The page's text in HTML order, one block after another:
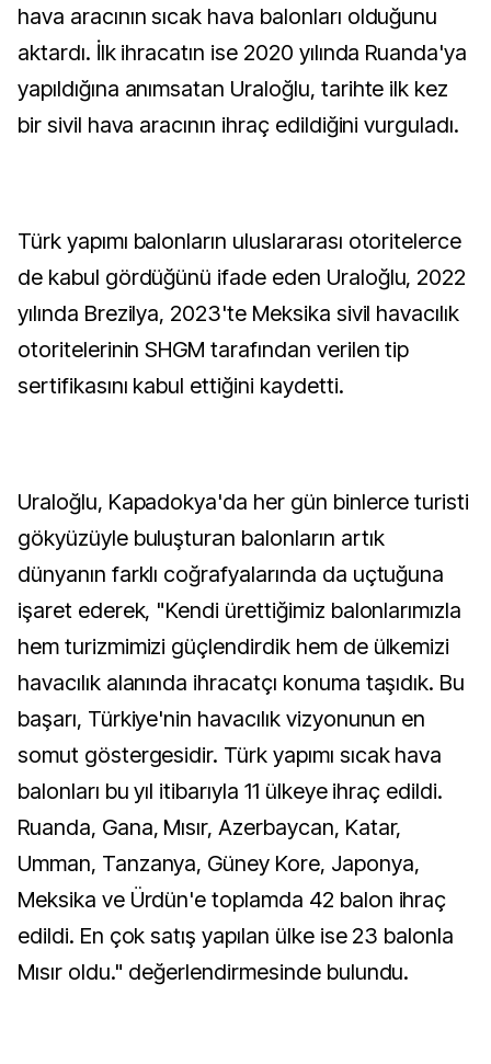
hava aracının sıcak hava balonları olduğunu
aktardı. İlk ihracatın ise 2020 yılında Ruanda'ya
yapıldığına anımsatan Uraloğlu, tarihte ilk kez
bir sivil hava aracının ihraç edildiğini vurguladı.
Türk yapımı balonların uluslararası otoritelerce
de kabul gördüğünü ifade eden Uraloğlu, 2022
yılında Brezilya, 2023'te Meksika sivil havacılık
otoritelerinin SHGM tarafından verilen tip
sertifikasını kabul ettiğini kaydetti.
Uraloğlu, Kapadokya'da her gün binlerce turisti
gökyüzüyle buluşturan balonların artık
dünyanın farklı coğrafyalarında da uçtuğuna
işaret ederek, "Kendi ürettiğimiz balonlarımızla
hem turizmimizi güçlendirdik hem de ülkemizi
havacılık alanında ihracatçı konuma taşıdık. Bu
başarı, Türkiye'nin havacılık vizyonunun en
somut göstergesidir. Türk yapımı sıcak hava
balonları bu yıl itibarıyla 11 ülkeye ihraç edildi.
Ruanda, Gana, Mısır, Azerbaycan, Katar,
Umman, Tanzanya, Güney Kore, Japonya,
Meksika ve Ürdün'e toplamda 42 balon ihraç
edildi. En çok satış yapılan ülke ise 23 balonla
Mısır oldu." değerlendirmesinde bulundu.